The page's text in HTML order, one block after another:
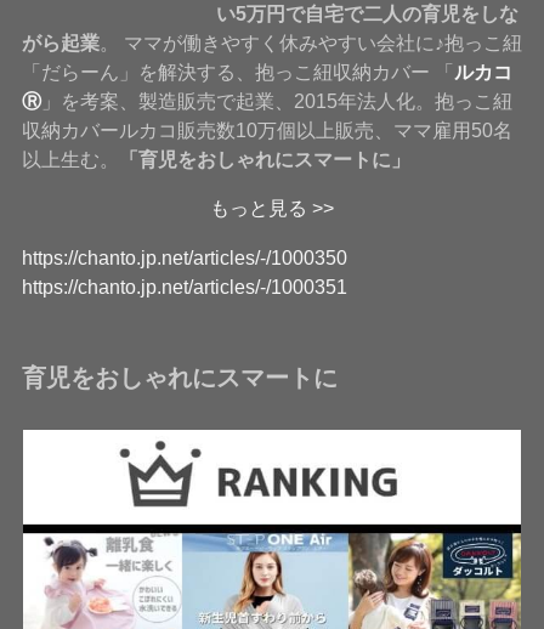
い5万円で自宅で二人の育児をしな
がら起業。 ママが働きやすく休みやすい会社に♪抱っこ紐
「だらーん」を解決する、抱っこ紐収納カバー 「ルカコ
Ⓡ」を考案、製造販売で起業、2015年法人化。抱っこ紐
収納カバールカコ販売数10万個以上販売、ママ雇用50名
以上生む。
「育児をおしゃれにスマートに」
もっと見る >>
https://chanto.jp.net/articles/-/1000350
https://chanto.jp.net/articles/-/1000351
育児をおしゃれにスマートに